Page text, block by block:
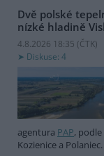
Dvě polské
nízké hladině
4.8.2026 18:35 (ČTK)
Diskuse: 4
agentura PAP,
Kozienice a Polaniec.